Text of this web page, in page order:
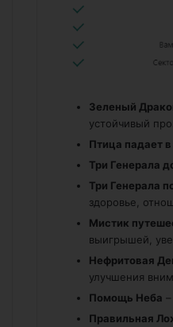
Зеленый
устойчивый
Птица падает в
Три Генерала
Три Генерала
здоровье,
Мистик
выигрышей,
Нефритовая
улучшения
Помощь Неба
Правильная